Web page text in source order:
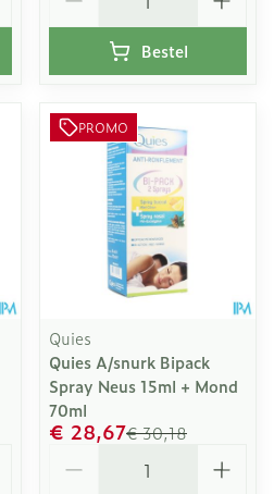
Bestel
PROMO
Quies
Quies A/snurk Bipack
Spray Neus 15ml + Mond
70ml
€ 30,18
€ 28,67